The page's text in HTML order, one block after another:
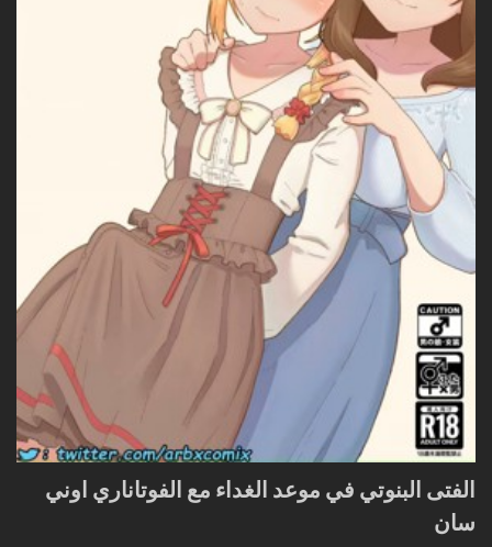
الفتى البنوتي في موعد الغداء مع الفوتاناري اوني
سان